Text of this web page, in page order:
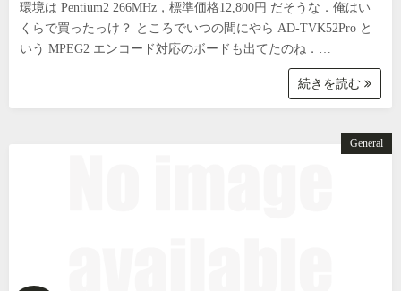
環境は Pentium2 266MHz，標準価格12,800円 だそうな．俺はい
くらで買ったっけ？ ところでいつの間にやら AD-TVK52Pro と
いう MPEG2 エンコード対応のボードも出てたのね．…
続きを読む
General